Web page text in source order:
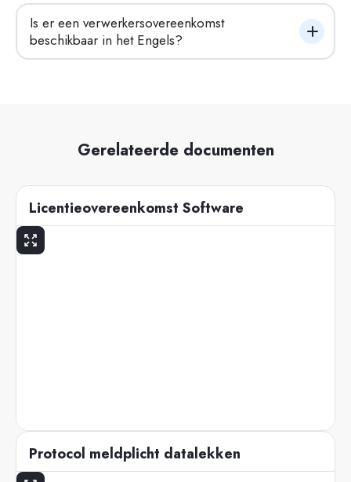
Is er een verwerkersovereenkomst
beschikbaar in het Engels?
Gerelateerde documenten
Licentieovereenkomst Software
Protocol meldplicht datalekken